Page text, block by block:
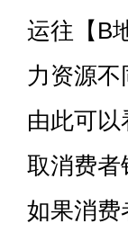
运往【B
力资源不
由此可
取消费者
如果消费